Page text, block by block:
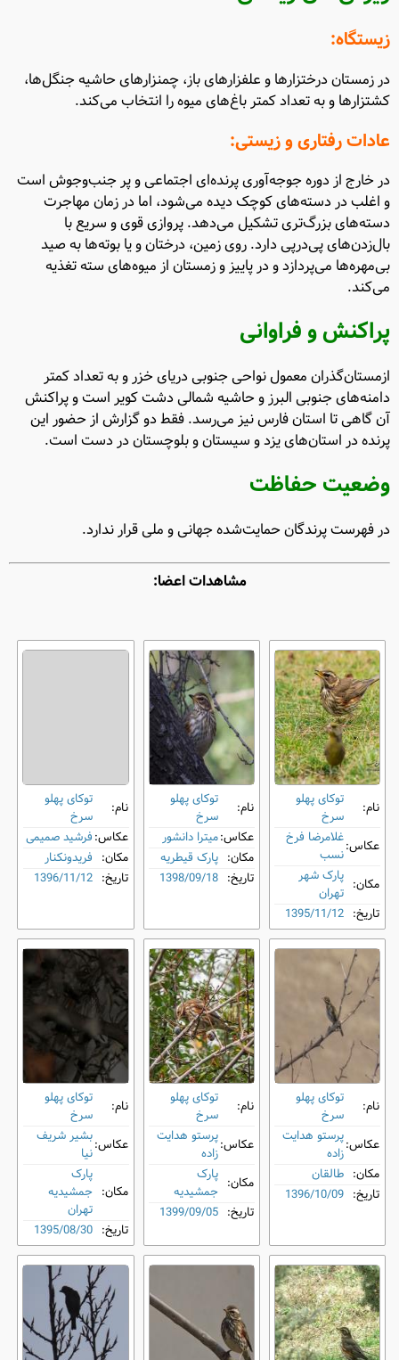
زیستگاه:
در زمستان درختزارها و علفزارهای باز، چمنزارهای حاشیه جنگل‌ها،
کشتزارها و به تعداد کمتر باغ‌های میوه را انتخاب می‌کند.
عادات رفتاری و زیستی:
در خارج از دوره جوجه‌آوری پرنده‌ای اجتماعی و پر جنب‌وجوش است
و اغلب در دسته‌های کوچک دیده می‌شود، اما در زمان مهاجرت
دسته‌های بزرگ‌تری تشکیل می‌دهد. پروازی قوی و سریع با
بال‌زدن‌های پی‌درپی دارد. روی زمین، درختان و یا بوته‌ها به صید
بی‌مهره‌ها می‌پردازد و در پاییز و زمستان از میوه‌های سته تغذیه
می‌کند.
پراکنش و فراوانی
ازمستان‌گذران معمول نواحی جنوبی دریای خزر و به تعداد کمتر
دامنه‌های جنوبی البرز و حاشیه شمالی دشت کویر است و پراکنش
آن گاهی تا استان فارس نیز می‌رسد. فقط دو گزارش از حضور این
پرنده در استان‌های یزد و سیستان و بلوچستان در دست است.
وضعیت حفاظت
در فهرست پرندگان حمایت‌شده جهانی و ملی قرار ندارد.
مشاهدات اعضا:
نام:
توکای پهلو
سرخ
عکاس:غلامرضا فرخ
نسب
مکان: پارک شهر
تهران
تاریخ: 1395/11/12
نام:
توکای پهلو
سرخ
عکاس:میترا دانشور
مکان: پارک قیطریه
تاریخ: 1398/09/18
نام:
توکای پهلو
سرخ
عکاس:فرشید صمیمی
مکان: فریدونکنار
تاریخ: 1396/11/12
نام:
توکای پهلو
سرخ
عکاس:پرستو هدایت
زاده
مکان: طالقان
تاریخ: 1396/10/09
نام:
توکای پهلو
سرخ
عکاس:پرستو هدایت
زاده
مکان: پارک
جمشیدیه
تاریخ: 1399/09/05
نام:
توکای پهلو
سرخ
عکاس:بشیر شریف
نیا
مکان:
پارک
جمشیدیه
تهران
تاریخ: 1395/08/30